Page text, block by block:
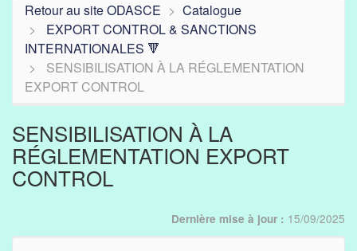
Retour au site ODASCE
Catalogue
EXPORT CONTROL & SANCTIONS
INTERNATIONALES 🔻
SENSIBILISATION À LA RÉGLEMENTATION
EXPORT CONTROL
SENSIBILISATION À LA
RÉGLEMENTATION EXPORT
CONTROL
Dernière mise à jour : 15/09/2025